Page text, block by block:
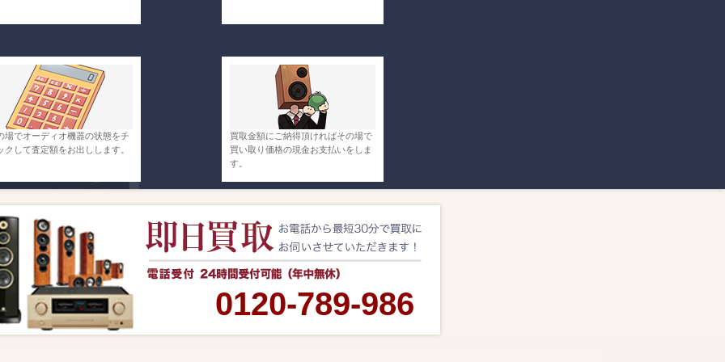
場でオーディオ機器の状態をチ
クして査定額をお出しします。
買取金額にご納得頂ければその場で
買い取り価格の現金お支払いをしま
す。
0120-789-986